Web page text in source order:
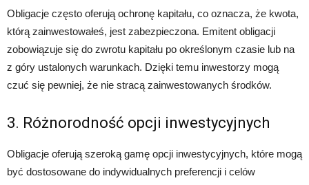
Obligacje często oferują ochronę kapitału, co oznacza, że kwota,
którą zainwestowałeś, jest zabezpieczona. Emitent obligacji
zobowiązuje się do zwrotu kapitału po określonym czasie lub na
z góry ustalonych warunkach. Dzięki temu inwestorzy mogą
czuć się pewniej, że nie stracą zainwestowanych środków.
3. Różnorodność opcji inwestycyjnych
Obligacje oferują szeroką gamę opcji inwestycyjnych, które mogą
być dostosowane do indywidualnych preferencji i celów